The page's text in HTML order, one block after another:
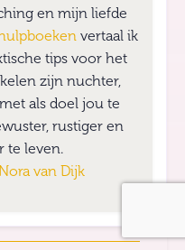
en mijn liefde
vertaal ik
tips voor het
zijn nuchter,
als doel jou te
rustiger en
te leven.
van Dijk